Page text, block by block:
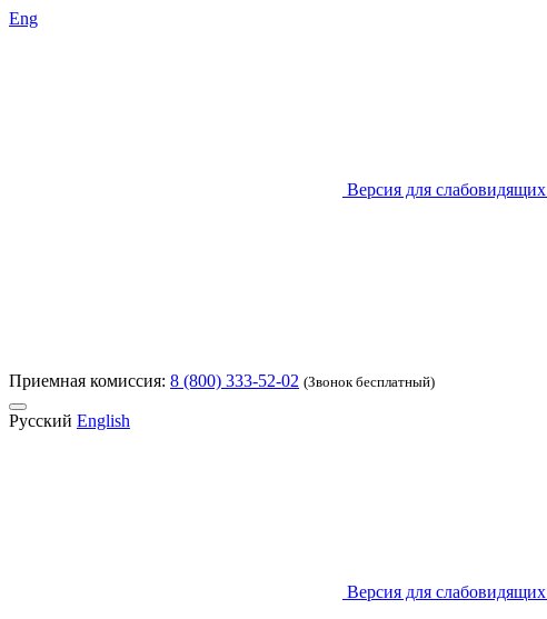
Eng
Версия для слабовидящих
Приемная комиссия: 8 (800) 333-52-02 (Звонок бесплатный)
Русский English
Версия для слабовидящих